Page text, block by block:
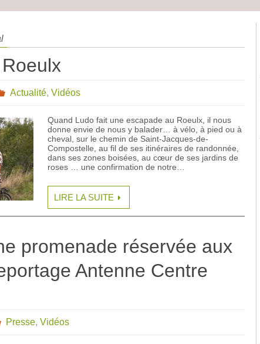
Actualité, Vidéos
Quand Ludo fait une escapade au Roeulx, il nous
donne envie de nous y balader… à vélo, à pied ou à
cheval, sur le chemin de Saint-Jacques-de-
Compostelle, au fil de ses itinéraires de randonnée,
dans ses zones boisées, au cœur de ses jardins de
roses … une confirmation de notre…
LIRE LA SUITE
promenade réservée aux
Antenne Centre
Presse, Vidéos